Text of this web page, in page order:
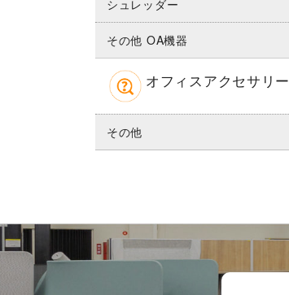
シュレッダー
その他 OA機器
オフィスアクセサリー
その他